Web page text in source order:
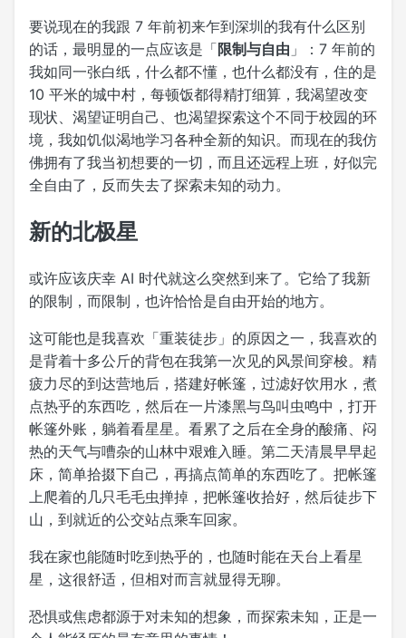
要说现在的我跟 7 年前初来乍到深圳的我有什么区别
的话，最明显的一点应该是「限制与自由 」：7 年前的
我如同一张白纸，什么都不懂，也什么都没有，住的是
10 平米的城中村，每顿饭都得精打细算，我渴望改变
现状、渴望证明自己、也渴望探索这个不同于校园的环
境，我如饥似渴地学习各种全新的知识。而现在的我仿
佛拥有了我当初想要的一切，而且还远程上班，好似完
全自由了，反而失去了探索未知的动力。
新的北极星
或许应该庆幸 AI 时代就这么突然到来了。它给了我新
的限制，而限制，也许恰恰是自由开始的地方。
这可能也是我喜欢「重装徒步」的原因之一，我喜欢的
是背着十多公斤的背包在我第一次见的风景间穿梭。精
疲力尽的到达营地后，搭建好帐篷，过滤好饮用水，煮
点热乎的东西吃，然后在一片漆黑与鸟叫虫鸣中，打开
帐篷外账，躺着看星星。看累了之后在全身的酸痛、闷
热的天气与嘈杂的山林中艰难入睡。第二天清晨早早起
床，简单拾掇下自己，再搞点简单的东西吃了。把帐篷
上爬着的几只毛毛虫掸掉，把帐篷收拾好，然后徒步下
山，到就近的公交站点乘车回家。
我在家也能随时吃到热乎的，也随时能在天台上看星
星，这很舒适，但相对而言就显得无聊。
恐惧或焦虑都源于对未知的想象，而探索未知，正是一